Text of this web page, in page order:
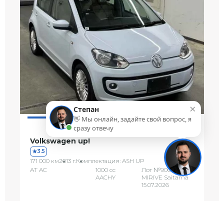
Volkswagen up!
3.5
171 000 км2013 г.Комплектация: ASH UP
AT AC
1000 сс
AACHY
Лот №90004
MIRIVE Saitama
15.07.2026
×
Степан
👋 Мы онлайн, задайте свой вопрос, я
сразу отвечу